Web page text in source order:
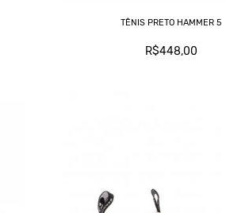
TÊNIS PRETO HAMMER 5
R$448,00